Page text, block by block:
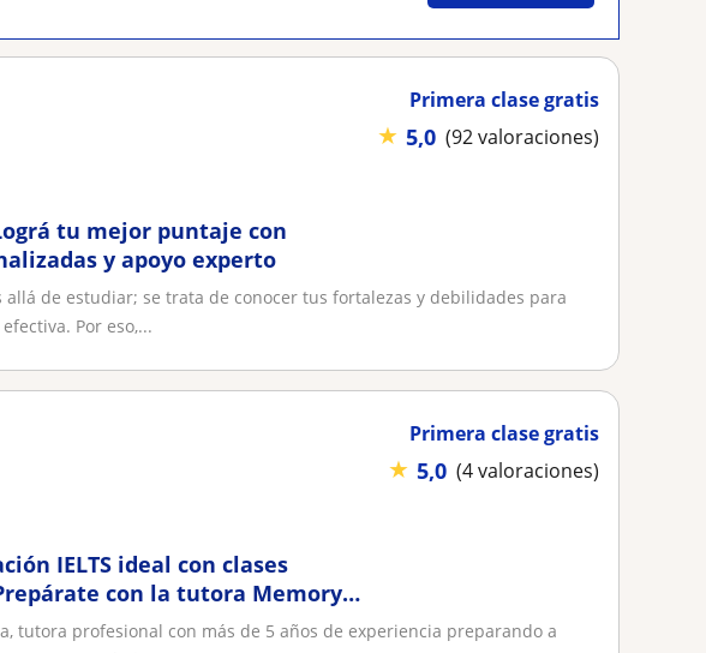
Primera clase gratis
★ 5,0 (92 valoraciones)
tu mejor puntaje con
y apoyo experto
allá de estudiar; se trata de conocer tus fortalezas y debilidades para
Por eso,...
Primera clase gratis
★ 5,0 (4 valoraciones)
IELTS ideal con clases
con la tutora Memory
tutora profesional con más de 5 años de experiencia preparando a